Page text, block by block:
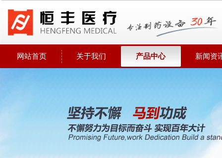
网站首页 关于我们 产品中心 新闻资